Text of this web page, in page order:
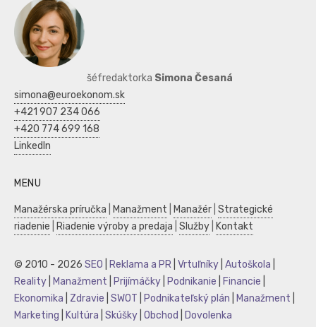
šéfredaktorka Simona Česaná
simona@euroekonom.sk
+421 907 234 066
+420 774 699 168
LinkedIn
MENU
Manažérska príručka Manažment Manažér Strategické
riadenie
Riadenie výroby a predaja Služby Kontakt
© 2010 - 2026 SEO Reklama a PR Vrtuľníky Autoškola
Reality
Manažment Prijímáčky Podnikanie Financie
Ekonomika
Zdravie SWOT Podnikateľský plán Manažment
Marketing
Kultúra Skúšky Obchod Dovolenka